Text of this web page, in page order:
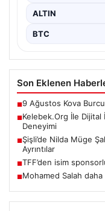
ALTIN
BTC
Son Eklenen
■9 Ağustos Kova
■Kelebek.Org İle
Deneyimi
■Şişli’de Nilda Müge
Ayrıntılar
■TFF’den isim
■Mohamed Salah daha